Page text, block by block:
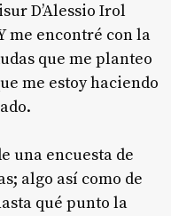
D’Alessio Irol
me encontré con la
que me planteo
me estoy haciendo
una encuesta de
algo así como de
qué punto la